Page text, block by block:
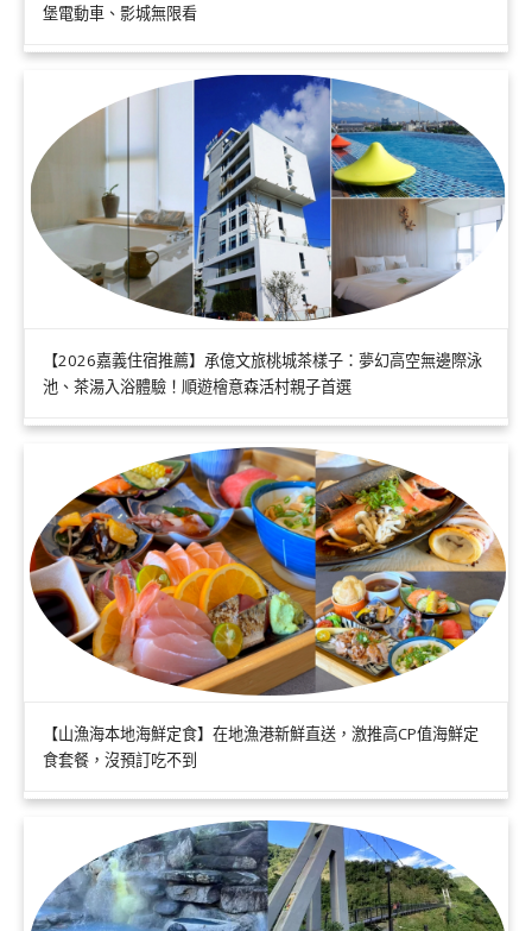
堡電動車、影城無限看
【2026嘉義住宿推薦】承億文旅桃城茶樣子：夢幻高空無邊際泳
池、茶湯入浴體驗！順遊檜意森活村親子首選
【山漁海本地海鮮定食】在地漁港新鮮直送，激推高CP值海鮮定
食套餐，沒預訂吃不到